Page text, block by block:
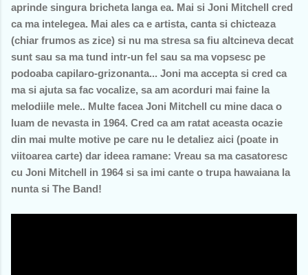
aprinde singura bricheta langa ea. Mai si Joni Mitchell cred
ca ma intelegea. Mai ales ca e artista, canta si chicteaza
(chiar frumos as zice) si nu ma stresa sa fiu altcineva decat
sunt sau sa ma tund intr-un fel sau sa ma vopsesc pe
podoaba capilaro-grizonanta... Joni ma accepta si cred ca
ma si ajuta sa fac vocalize, sa am acorduri mai faine la
melodiile mele.. Multe facea Joni Mitchell cu mine daca o
luam de nevasta in 1964. Cred ca am ratat aceasta ocazie
din mai multe motive pe care nu le detaliez aici (poate in
viitoarea carte) dar ideea ramane: Vreau sa ma casatoresc
cu Joni Mitchell in 1964 si sa imi cante o trupa hawaiana la
nunta si The Band!